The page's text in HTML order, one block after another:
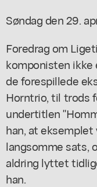
Søndag den 29.
Foredrag om
komponisten
de forespillede
Horntrio, til trods
undertitlen
han, at
langsomme sats,
aldring lyttet
han.